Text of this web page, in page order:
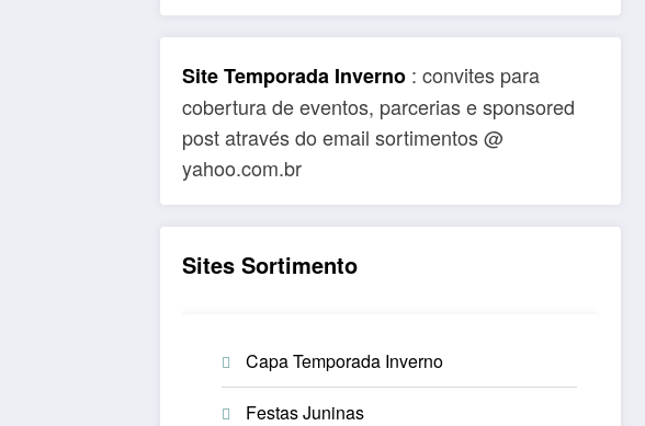
Site Temporada Inverno : convites para
cobertura de eventos, parcerias e sponsored
post através do email sortimentos @
yahoo.com.br
Sites Sortimento
Capa Temporada Inverno
Festas Juninas